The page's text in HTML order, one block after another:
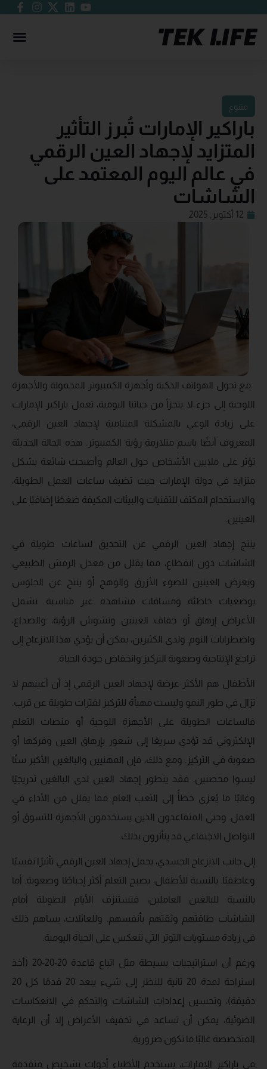
متنوع
باراكير الإمارات تُبرز التأثير
المتزايد لإجهاد العين الرقمي
في عالم اليوم المعتمد على
الشاشات
12 أكتوبر, 2025
مع تحول الهواتف الذكية وأجهزة الكمبيوتر المحمولة والأجهزة
اللوحية إلى جزء لا يتجزأ من حياتنا اليومية، تعمل باراكير الإمارات
على زيادة الوعي بالمشكلة المتنامية لإجهاد العين الرقمي،
المعروف أيضًا باسم متلازمة رؤية الكمبيوتر. هذه الحالة الحديثة
تؤثر على ملايين الأشخاص حول العالم وأصبحت شائعة بشكل
متزايد في دولة الإمارات حيث تضيف ساعات العمل الطويلة،
والاستخدام المكثف للتقنيات والبيئات المكيفة ضغطًا إضافيًا على
العينين.
ينتج إجهاد العين الرقمي عن التحديق لساعات طويلة في
الشاشات دون انقطاع، مما يقلل من معدل الرمش الطبيعي
ويعرض العينين للضوء الأزرق والوهج أو ينتج عن الجلوس
بوضعيات خاطئة ومسافات مشاهدة غير مناسبة. تشمل
الأعراض إرهاق أو جفاف العينين وتشوش الرؤية، والصداع،
واضطرابات النوم. ولدى الكثيرين، يمكن أن يؤدي هذا الانزعاج إلى
تراجع الإنتاجية وصعوبة التركيز وانخفاض جودة الحياة.
الأطفال هم الأكثر عرضة لإجهاد العين الرقمي إذ أن أعينهم لا
تزال في طور النمو وليست مهيأة للتركيز لفترات طويلة عن قرب.
فالساعات الطويلة على الأجهزة اللوحية أو منصات التعلم
الإلكتروني قد تؤدي سريعًا إلى شعور بإرهاق العين وفركها أو
صعوبة في التركيز. ومع ذلك، فإن المهنيين والبالغين الأكبر سنًا
ليسوا محصنين. فقد يتطور إجهاد العين لدى البالغين تدريجيًا
وغالبًا ما يُعزى خطأً إلى التعب العام مما يقلل من الأداء في
العمل. وحتى المتقاعدون الذين يستخدمون الأجهزة للتسوق أو
التواصل الاجتماعي قد يتأثرون بذلك.
إلى جانب الانزعاج الجسدي، يحمل إجهاد العين الرقمي تأثيرًا نفسيًا
وعاطفيًا. بالنسبة للأطفال، يصبح التعلم أكثر إحباطًا وصعوبة. أما
بالنسبة للبالغين العاملين، فتستنزف الأيام الطويلة أمام
الشاشات طاقتهم وثقتهم بأنفسهم. وللعائلات، يساهم ذلك
في زيادة مستويات التوتر التي تنعكس على الحياة اليومية.
ورغم أن استراتيجيات بسيطة مثل اتباع قاعدة 20-20-20 (أخذ
استراحة لمدة 20 ثانية للنظر إلى شيء يبعد 20 قدمًا كل 20
دقيقة)، وتحسين إعدادات الشاشات والتحكم في الانعكاسات
الضوئية، يمكن أن تساعد في تخفيف الأعراض إلا أن الرعاية
المتخصصة غالبًا ما تكون ضرورية.
في باراكير الإمارات، يستخدم الأطباء أدوات تشخيص متقدمة